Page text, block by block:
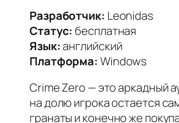
Разработчик: Leonidas
Статус: бесплатная
Язык: английский
Платформа: Windows
Crime Zero — это аркадный
на долю игрока остается
гранаты и конечно же